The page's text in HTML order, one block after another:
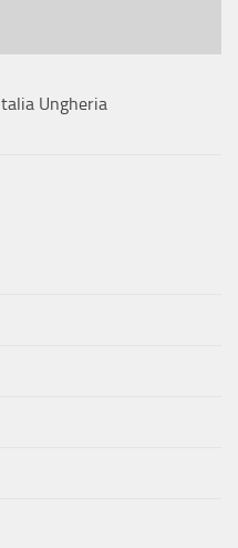
Ungheria